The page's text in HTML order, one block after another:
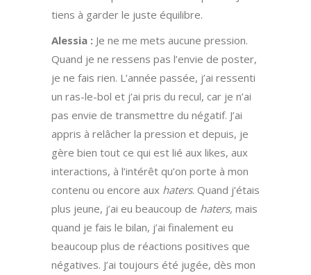
tiens à garder le juste équilibre.
Alessia : Je ne me mets aucune pression.
Quand je ne ressens pas l’envie de poster,
je ne fais rien. L’année passée, j’ai ressenti
un ras-le-bol et j’ai pris du recul, car je n’ai
pas envie de transmettre du négatif. J’ai
appris à relâcher la pression et depuis, je
gère bien tout ce qui est lié aux likes, aux
interactions, à l’intérêt qu’on porte à mon
contenu ou encore aux haters. Quand j’étais
plus jeune, j’ai eu beaucoup de haters, mais
quand je fais le bilan, j’ai finalement eu
beaucoup plus de réactions positives que
négatives. J’ai toujours été jugée, dès mon